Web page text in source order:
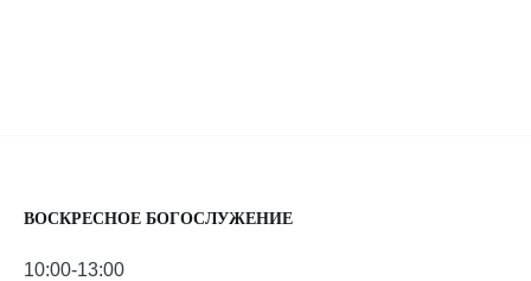
ВОСКРЕСНОЕ БОГОСЛУЖЕНИЕ
10:00-13:00